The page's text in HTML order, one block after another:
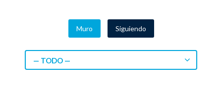
Muro Siguiendo
— TODO —